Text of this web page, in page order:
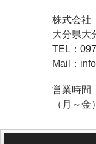
株式会
大分県大
TEL：
Mail：
営業時間
（月～